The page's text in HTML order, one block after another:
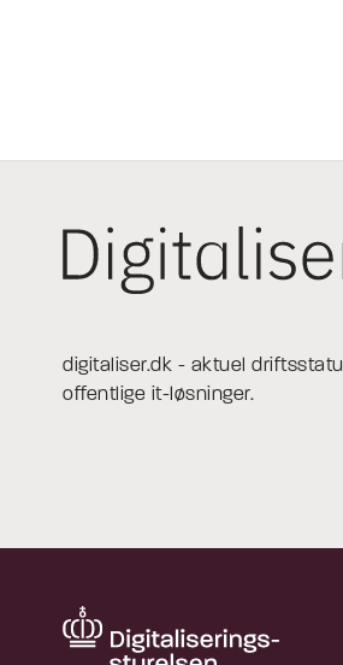
digitaliser.dk - aktuel
offentlige it-løsninger.